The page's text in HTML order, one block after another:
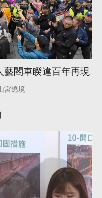
藝閣車睽違百年再現
宮遶境